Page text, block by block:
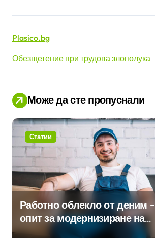
Plasico.bg
Обезщетение при трудова злополука
Може да сте пропуснали
Статии
Работно облекло от деним –
опит за модернизиране на
традицията